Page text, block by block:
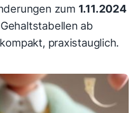
zum 1.11.2024
ab
praxistauglich.